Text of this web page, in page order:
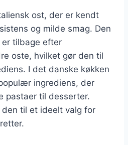
ost, der er kendt
og milde smag. Den
tilbage efter
oste, hvilket gør den til
I det danske køkken
ingrediens, der
pastaer til desserter.
til et ideelt valg for